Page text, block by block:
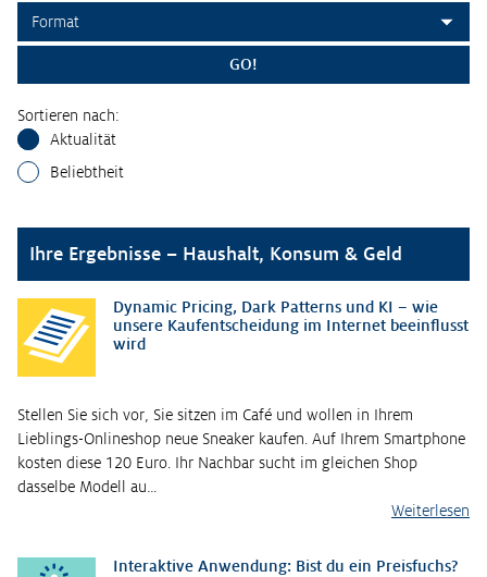
Sortieren nach:
Aktualität
Beliebtheit
Ihre Ergebnisse – Haushalt, Konsum & Geld
Dynamic Pricing, Dark Patterns und KI – wie
unsere Kaufentscheidung im Internet beeinflusst
wird
Stellen Sie sich vor, Sie sitzen im Café und wollen in Ihrem
Lieblings-Onlineshop neue Sneaker kaufen. Auf Ihrem Smartphone
kosten diese 120 Euro. Ihr Nachbar sucht im gleichen Shop
dasselbe Modell au…
Weiterlesen
Interaktive Anwendung: Bist du ein Preisfuchs?